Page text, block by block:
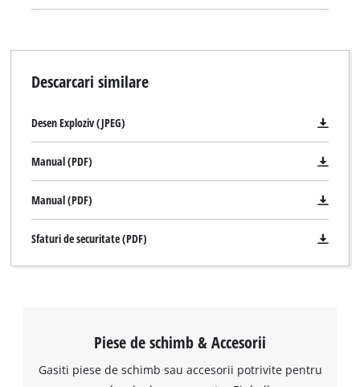
Avem nevoie de acordul dvs. pentru a
Descarcari similare
Desen Exploziv (JPEG)
Manual (PDF)
Manual (PDF)
Sfaturi de securitate (PDF)
Piese de schimb & Accesorii
Gasiti piese de schimb sau accesorii potrivite pentru